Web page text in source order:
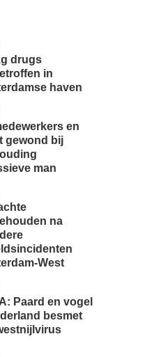
drugs
in
haven
en
gewond bij
man
na
West
Paard en vogel
besmet